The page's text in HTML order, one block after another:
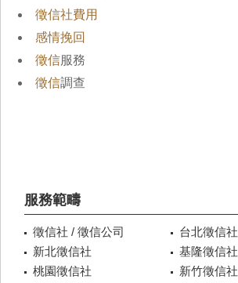
徵信社費用
感情挽回
徵信服務
徵信調查
服務範疇
徵信社 / 徵信公司
台北徵信社
新北徵信社
基隆徵信社
桃園徵信社
新竹徵信社